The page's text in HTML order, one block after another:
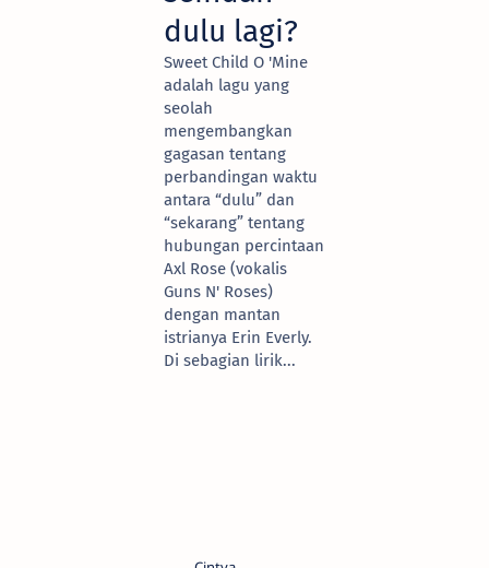
dulu lagi?
Sweet Child O 'Mine
adalah lagu yang
seolah
mengembangkan
gagasan tentang
perbandingan waktu
antara “dulu” dan
“sekarang” tentang
hubungan percintaan
Axl Rose (vokalis
Guns N' Roses)
dengan mantan
istrianya Erin Everly.
Di sebagian lirik...